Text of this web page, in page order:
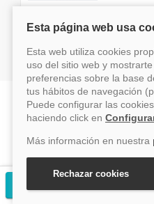
Ver
¿Por qué
Reserva online fácil